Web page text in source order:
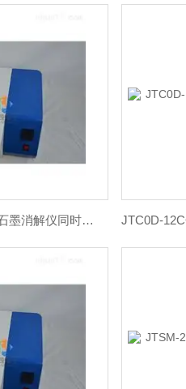
JTSM-60PID控温技术石墨消解仪同时消化60个样品